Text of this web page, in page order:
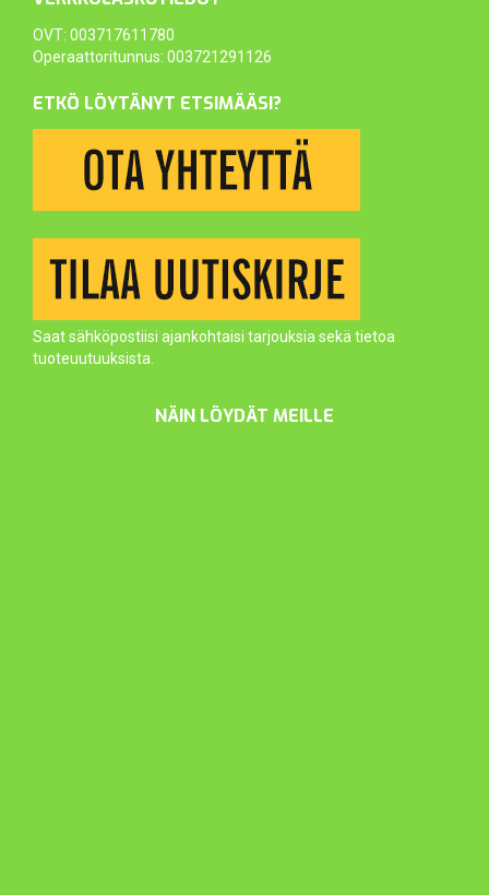
OVT: 003717611780
Operaattoritunnus: 003721291126
ETKÖ LÖYTÄNYT ETSIMÄÄSI?
Saat sähköpostiisi ajankohtaisi tarjouksia sekä tietoa
tuoteuutuuksista.
NÄIN LÖYDÄT MEILLE